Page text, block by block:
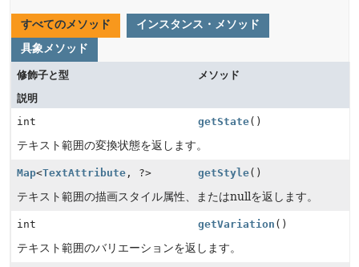
すべてのメソッド
インスタンス・メソッド
具象メソッド
修飾子と型
メソッド
説明
int
getState()
テキスト範囲の変換状態を返します。
Map<TextAttribute , ?> getStyle()
テキスト範囲の描画スタイル属性、またはnullを返します。
int getVariation ()
テキスト範囲のバリエーションを返します。